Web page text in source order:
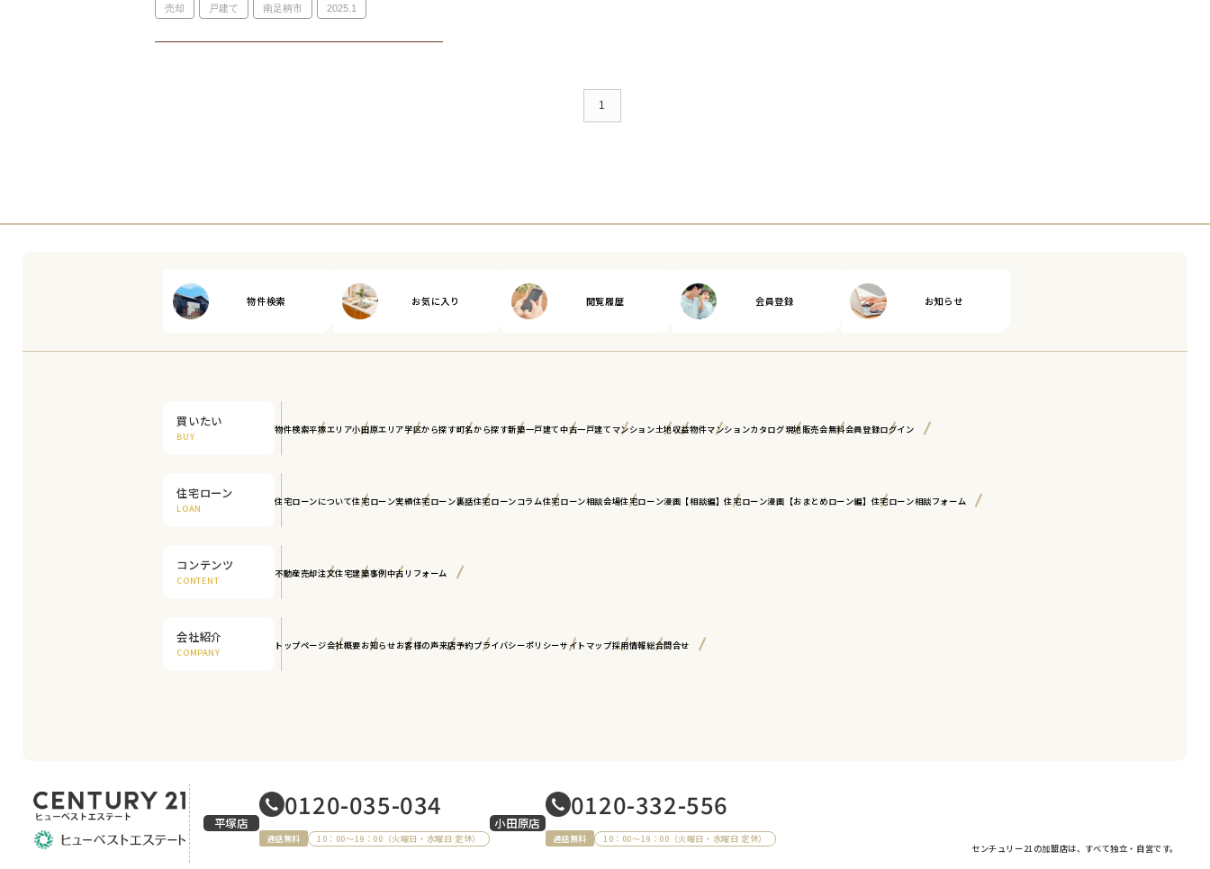
売却 戸建て 南足柄市 2025.1
1
物件検索 お気に入り 閲覧履歴 会員登録 お知らせ
買いたい
BUY
物件検索平塚エリア小田原エリア学区から探す町名から探す新築一戸建て中古一戸建て マンション土地収益物件マンションカタログ現地販売会無料会員登録ログイン
住宅ローン
LOAN
住宅ローンについて住宅ローン実績住宅ローン裏話住宅ローンコラム住宅ローン相談会場住宅ローン漫画【相談編】住宅ローン漫画【おまとめローン編】 住宅ローン相談フォーム
コンテンツ
CONTENT
不動産売却注文住宅建築事例中古リフォーム
会社紹介
COMPANY
トップページ会社概要お知らせお客様の声来店予約プライバシーポリシーサイトマップ採用情報総合問合せ
平塚店
0120-035-034
通話無料 10：00～19：00（火曜日・水曜日 定休）
小田原店
0120-332-556
通話無料
10：00～19：00（火曜日・水曜日 定休）
センチュリー21の加盟店は、すべて独立・自営です。